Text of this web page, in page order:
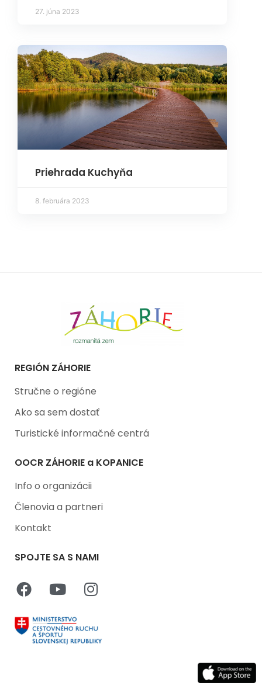
27. júna 2023
Priehrada Kuchyňa
8. februára 2023
REGIÓN ZÁHORIE
Stručne o regióne
Ako sa sem dostať
Turistické informačné centrá
OOCR ZÁHORIE a KOPANICE
Info o organizácii
Členovia a partneri
Kontakt
SPOJTE SA S NAMI